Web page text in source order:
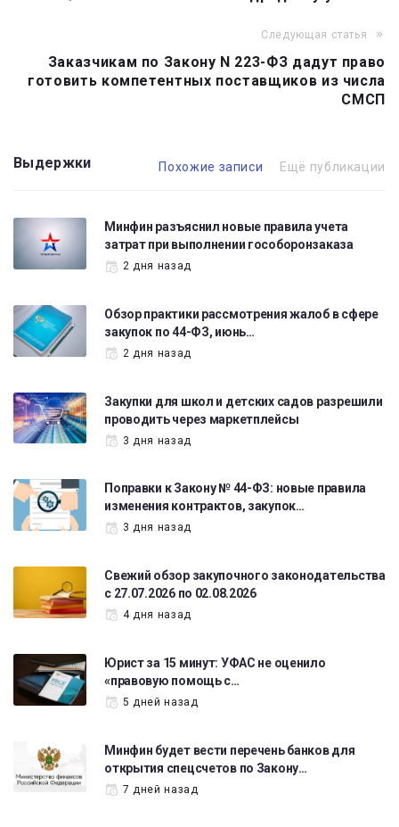
записям
Следующая статья
Заказчикам по Закону N 223-ФЗ дадут право
готовить компетентных поставщиков из числа
СМСП
Выдержки Похожие записи Ещё публикации
Минфин разъяснил новые правила учета
затрат при выполнении гособоронзаказа
2 дня назад
Обзор практики рассмотрения жалоб в сфере
закупок по 44-ФЗ, июнь…
2 дня назад
Закупки для школ и детских садов разрешили
проводить через маркетплейсы
3 дня назад
Поправки к Закону № 44-ФЗ: новые правила
изменения контрактов, закупок…
3 дня назад
Свежий обзор закупочного законодательства
с 27.07.2026 по 02.08.2026
4 дня назад
Юрист за 15 минут: УФАС не оценило
«правовую помощь с…
5 дней назад
Минфин будет вести перечень банков для
открытия спецсчетов по Закону…
7 дней назад